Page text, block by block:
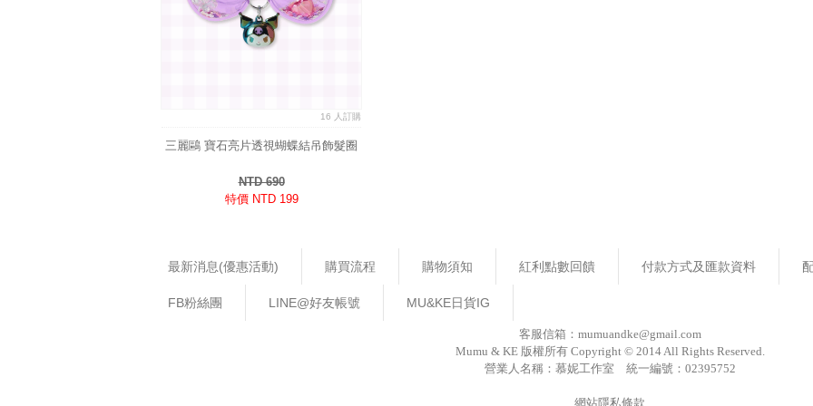
16 人訂購
三麗鷗 寶石亮片透視蝴蝶結吊飾髮圈
NTD 690
特價 NTD 199
最新消息(優惠活動) 購買流程 購物須知 紅利點數回饋 付款方式及匯款資料
FB粉絲團 LINE@好友帳號 MU&KE日貨IG
客服信箱：mumuandke@gmail.com
Mumu & KE 版權所有 Copyright © 2014 All Rights Reserved.
營業人名稱：慕妮工作室 統一編號：02395752
網站隱私條款